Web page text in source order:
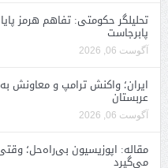
تحلیلگر حکومتی: تفاهم هرمز
پابرجاست
آگوست 06, 2026
ایران؛ واکنش ترامپ و معاونش
عربستان
آگوست 06, 2026
مقاله: اپوزیسیون بی‌راه‌حل؛
می‌گیرد